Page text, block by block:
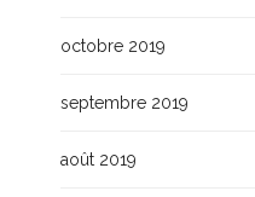
octobre 2019
septembre 2019
août 2019